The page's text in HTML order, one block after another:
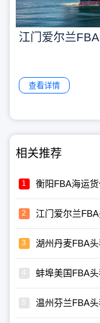
江门爱尔兰
查看详情
相关推荐
衡阳FBA海运货
江门爱尔兰FBA
湖州丹麦FBA头
蚌埠美国FBA
温州芬兰FBA头